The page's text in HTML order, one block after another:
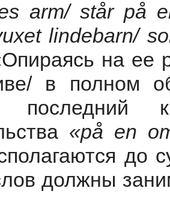
arm/står på
lindebarn/
на ее
в полном
последний
«på en
до
должны